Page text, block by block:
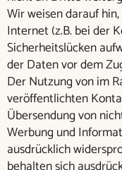
Wir weisen darauf
Internet (z.B. bei der
Sicherheitslücken
der Daten vor dem
Der Nutzung von im
veröffentlichten
Übersendung von
Werbung und
ausdrücklich